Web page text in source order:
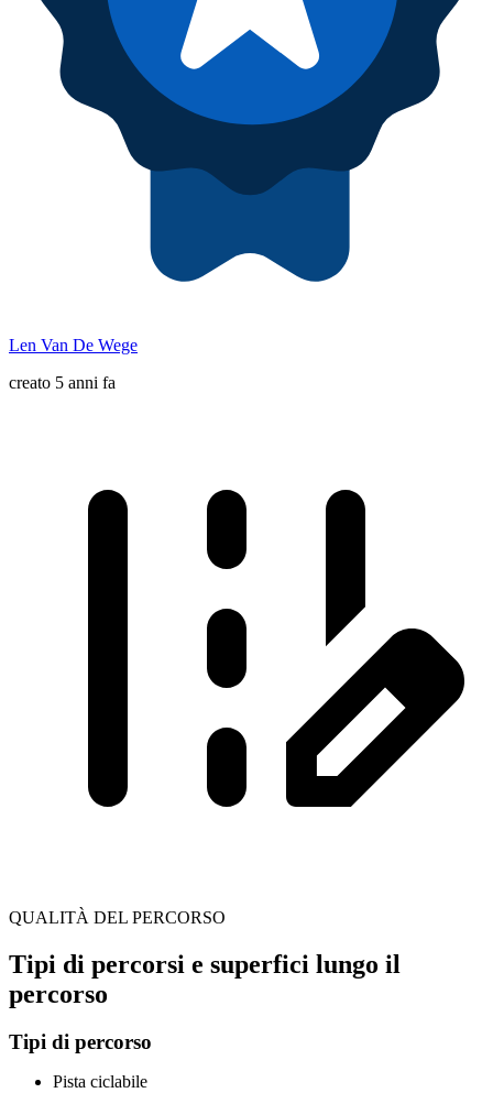
Len Van De Wege
creato 5 anni fa
QUALITÀ DEL PERCORSO
Tipi di percorsi e superfici lungo il
percorso
Tipi di percorso
Pista ciclabile